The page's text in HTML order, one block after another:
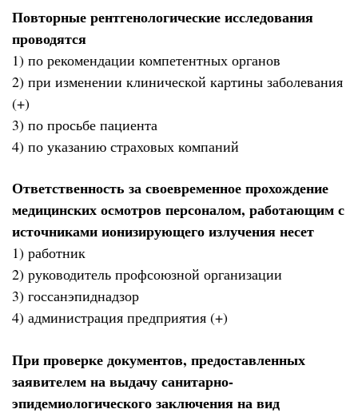
Повторные рентгенологические исследования
проводятся
1) по рекомендации компетентных органов
2) при изменении клинической картины заболевания
(+)
3) по просьбе пациента
4) по указанию страховых компаний
Ответственность за своевременное прохождение
медицинских осмотров персоналом, работающим с
источниками ионизирующего излучения несет
1) работник
2) руководитель профсоюзной организации
3) госсанэпиднадзор
4) администрация предприятия (+)
При проверке документов, предоставленных
заявителем на выдачу санитарно-
эпидемиологического заключения на вид